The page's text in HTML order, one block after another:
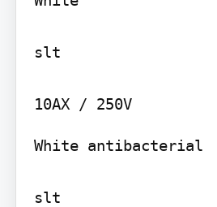
slt
10AX / 250V
White antibacterial
slt